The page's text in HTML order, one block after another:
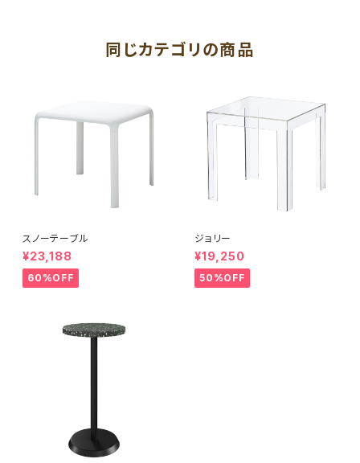
同じカテゴリの商品
スノーテーブル
¥23,188
60%OFF
ジョリー
¥19,250
50%OFF